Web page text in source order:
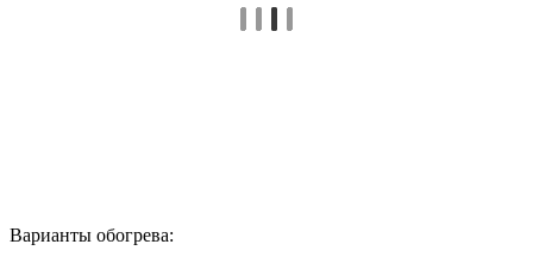
Варианты обогрева: